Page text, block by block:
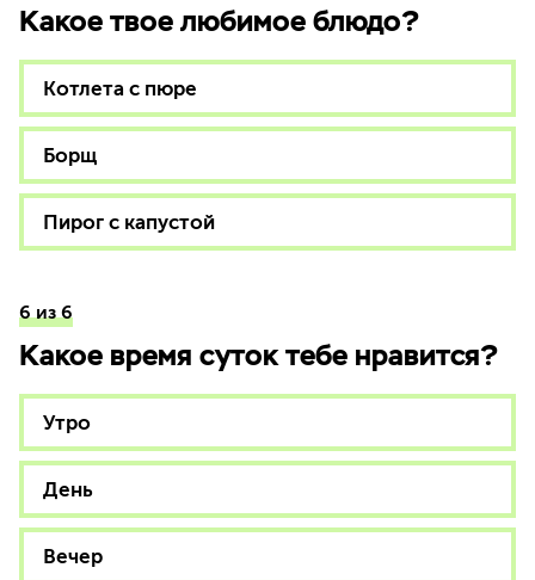
Какое твое любимое блюдо?
Котлета с пюре
Борщ
Пирог с капустой
6 из 6
Какое время суток тебе нравится?
Утро
День
Вечер